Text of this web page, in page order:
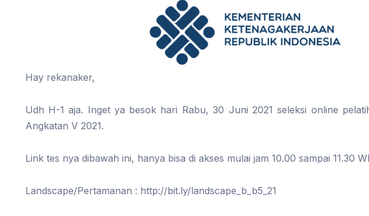
Hay rekanaker,
Udh H-1 aja. Inget ya besok hari Rabu, 30 Juni 2021 seleksi online
Angkatan V 2021.
Link tes nya dibawah ini, hanya bisa di akses mulai jam 10.00 sampai 11.30
Landscape/Pertamanan : http://bit.ly/landscape_b_b5_21